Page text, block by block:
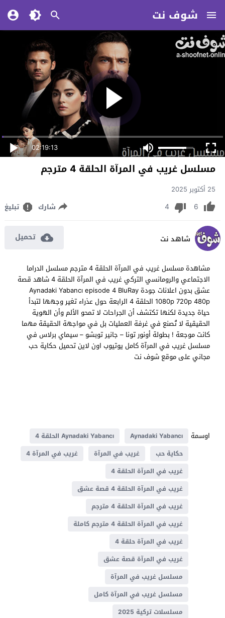
شوف نت
02:19:13
مسلسل غريب في المرآة الحلقة 4 مترجم
25 أكتوبر 2025
6
4 شارك تبليغ
شاهد نت تحميل
مشاهدة مسلسل غريب في المرآة الحلقة 4 مترجم مسلسل الدراما
الاجتماعي والرومانسي التركي غريب في المرآة الحلقة 4 شاهد قصة
عشق بدون اعلانات جودة Aynadaki Yabancı episode 4 BluRay
1080p 720p 480p الحلقة 4 الرابعة حول عذراء تغير وجهها لتبدأ
حياة جديدة لكنها تكتشف أن الجراحات لا تمحو الألم وأن الهوية
الحقيقية لا تُصنع في غرفة العمليات بل في مواجهة الحقيقة مهما
كانت موجعة ! بطولة أونور تونا – جانير توبشو – سيماي برلاس في
مسلسل غريب في المرآة كامل يوتيوب اون لاين تحميل حكاية حب
مجاني على موقع شوف نت
اوسمة Aynadaki Yabancı
Aynadaki Yabancı الحلقة 4
حكاية حب
غريب في المرآة
غريب في المرآة 4
غريب في المرآة الحلقة 4
غريب في المرآة الحلقة 4 قصة عشق
غريب في المرآة الحلقة 4 مترجم
غريب في المرآة الحلقة 4 مترجم كاملة
غريب في المرآة حلقة 4
غريب في المرآة قصة عشق
مسلسل غريب في المرآة
مسلسل غريب في المرآة كامل
مسلسلات تركية 2025